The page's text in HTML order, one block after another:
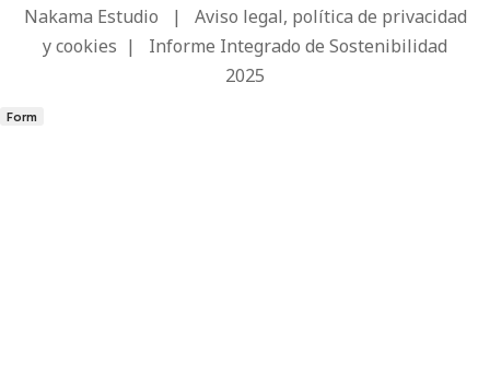
Nakama Estudio | Aviso legal, política de privacidad
y cookies | Informe Integrado de Sostenibilidad
2025
Form